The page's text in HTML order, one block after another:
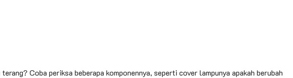
Coba periksa beberapa komponennya, seperti cover lampunya apakah berubah